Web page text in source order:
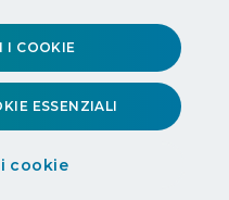
cookie
ESSENZIALI
I COOKIE